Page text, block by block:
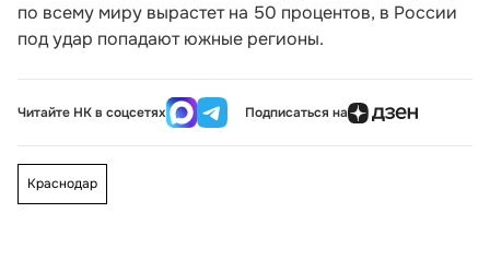
по всему миру вырастет на 50 процентов, в России
под удар попадают южные регионы.
Читайте НК в соцсетях Подписаться на
Краснодар